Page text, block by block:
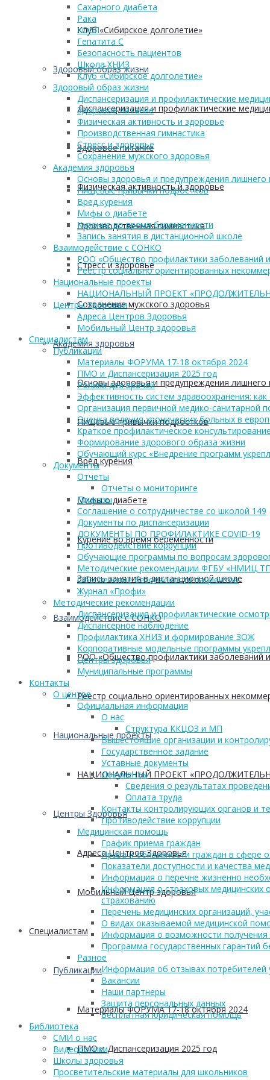
Клуб «Сибирское долголетие»
Здоровый образ жизни
Диспансеризация и профилактические
Здоровое питание
Физическая активность и здоровье
Производственная гимнастика
Стресс и здоровье
Сохранение мужского здоровья
Академия здоровья
Основы здоровья и предупреждения лишнего
Пищевые привычки подростков
Вред курения
Мифы о диабете
Курение во время беременности
Запись занятия в дистанционной школе
Взаимодействие с СОНКО
РОО «Общество профилактики заболеваний
Реестр социально ориентированных
Национальные проекты
НАЦИОНАЛЬНЫЙ ПРОЕКТ
Центры Здоровья
Адреса Центров Здоровья
Мобильный Центр здоровья
Cпециалистам
Публикации
Материалы ФОРУМА 17-18 октября 2024
ПМО и Диспансеризация 2025 год
Сахарного диабета
Рака
ХОБЛ
Гепатита С
Безопасность пациентов
Школа ХНИЗ
Клуб «Сибирское долголетие»
Здоровый образ жизни
Диспансеризация и профилактические
Здоровое питание
Физическая активность и здоровье
Производственная гимнастика
Стресс и здоровье
Сохранение мужского здоровья
Академия здоровья
Основы здоровья и предупреждения лишнего
Пищевые привычки подростков
Вред курения
Мифы о диабете
Курение во время беременности
Запись занятия в дистанционной школе
Взаимодействие с СОНКО
РОО «Общество профилактики заболеваний
Реестр социально ориентированных
Национальные проекты
НАЦИОНАЛЬНЫЙ ПРОЕКТ
Центры Здоровья
Адреса Центров Здоровья
Мобильный Центр здоровья
Cпециалистам
Публикации
Материалы ФОРУМА 17-18 октября 2024
ПМО и Диспансеризация 2025 год
Ролики для врачей
Эффективность систем здравоохранения:
Организация первичной медико-
Оценка ведения хронических больных в
Краткое профилактическое
Формирование здорового образа жизни
Обучающий курс «Внедрение программ
Документы
Отчеты
Отчеты о мониторинге
Приказы
Соглашение о сотрудничестве со школой 149
Документы по диспансеризации
ДОКУМЕНТЫ ПО ПРОФИЛАКТИКЕ COVID-19
Противодействие коррупции
Обучающие программы по вопросам
Методические рекомендации ФГБУ «НМИЦ
Обеспечение безопасности пациентов
Журнал «Профи»
Методические рекомендации
Диспансеризация и профилактические
Диспансерное наблюдение
Профилактика ХНИЗ и формирование ЗОЖ
Корпоративные модельные программы
Центры здоровья
Муниципальные программы
Контакты
О центре
Официальная информация
О нас
Структура ККЦОЗ и МП
Вышестоящие организации и
Государственное задание
Уставные документы
Документы
Сведения о результатах
Оплата труда
Контакты контролирующих органов и
Противодействие коррупции
Медицинская помощь
График приема граждан
Права и обязанности граждан в сфере
Показатели доступности и качества
Информация о перечне жизненно
Информация о страховых медицинских
страхованию
Перечень медицинских организаций,
О видах оказываемой медицинской
Информация о возможности
Программа государственных гарантий
Разное
Информация об отзывах потребителей
Вакансии
Наши партнеры
Защита персональных данных
Бесплатная юридическая помощь
Библиотека
СМИ о нас
Видеоролики
Школы здоровья
Просветительские материалы для школьников